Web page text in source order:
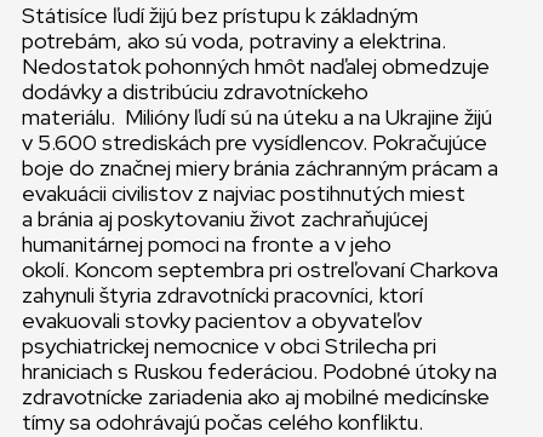
Státisíce ľudí žijú bez prístupu k základným
potrebám, ako sú voda, potraviny a elektrina.
Nedostatok pohonných hmôt naďalej obmedzuje
dodávky a distribúciu zdravotníckeho
materiálu. Milióny ľudí sú na úteku a na Ukrajine žijú
v 5.600 strediskách pre vysídlencov. Pokračujúce
boje do značnej miery bránia záchranným prácam a
evakuácii civilistov z najviac postihnutých miest
a bránia aj poskytovaniu život zachraňujúcej
humanitárnej pomoci na fronte a v jeho
okolí. Koncom septembra pri ostreľovaní Charkova
zahynuli štyria zdravotnícki pracovníci, ktorí
evakuovali stovky pacientov a obyvateľov
psychiatrickej nemocnice v obci Strilecha pri
hraniciach s Ruskou federáciou. Podobné útoky na
zdravotnícke zariadenia ako aj mobilné medicínske
tímy sa odohrávajú počas celého konfliktu.